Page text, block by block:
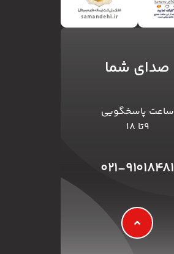
صدای شما
ساعت پاسخگویی
۹تا ۱۸
۰۲۱-۹۱۰۱۸۴۸۱